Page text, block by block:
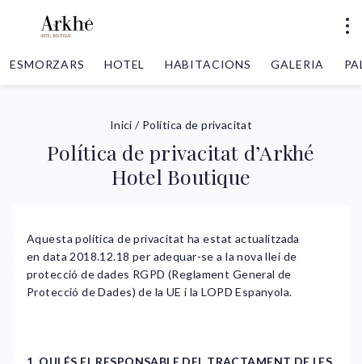
HOTEL HABITACIONS
ESMORZARS GALERIA
Inici / Política de privacitat
Política de privacitat d’Arkhé
Hotel Boutique
Aquesta política de privacitat ha estat actualitzada
en data 2018.12.18 per adequar-se a la nova llei de
protecció de dades RGPD (Reglament General de
Protecció de Dades) de la UE i la LOPD Espanyola.